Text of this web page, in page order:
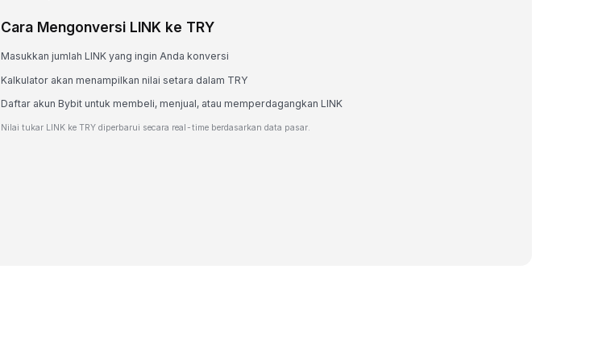
Cara Mengonversi LINK ke TRY
Masukkan jumlah LINK yang ingin Anda konversi
Kalkulator akan menampilkan nilai setara dalam TRY
Daftar akun Bybit untuk membeli, menjual, atau memperdagangkan LINK
Nilai tukar LINK ke TRY diperbarui secara real-time berdasarkan data pasar.